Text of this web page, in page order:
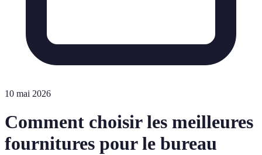
10 mai 2026
Comment choisir les meilleures
fournitures pour le bureau